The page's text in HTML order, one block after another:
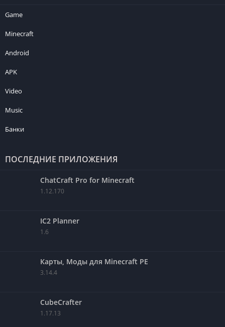
Game
Minecraft
Android
APK
Video
Music
Банки
ПОСЛЕДНИЕ ПРИЛОЖЕНИЯ
ChatCraft Pro for Minecraft
1.12.170
IC2 Planner
1.6
Карты, Моды для Minecraft PE
3.14.4
CubeCrafter
1.17.13